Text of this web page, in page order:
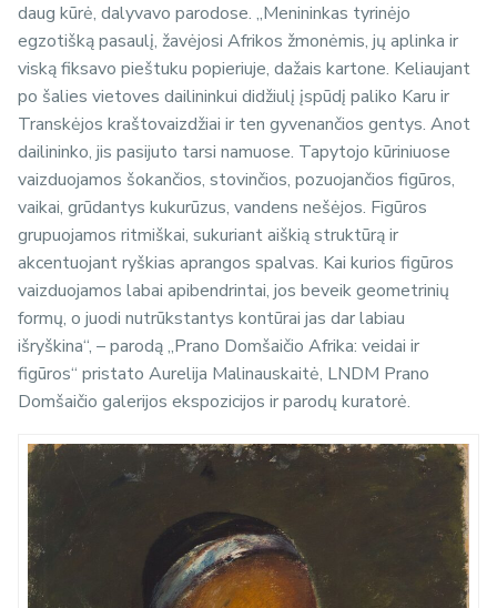
daug kūrė, dalyvavo parodose. „Menininkas tyrinėjo
egzotišką pasaulį, žavėjosi Afrikos žmonėmis, jų aplinka ir
viską fiksavo pieštuku popieriuje, dažais kartone. Keliaujant
po šalies vietoves dailininkui didžiulį įspūdį paliko Karu ir
Transkėjos kraštovaizdžiai ir ten gyvenančios gentys. Anot
dailininko, jis pasijuto tarsi namuose. Tapytojo kūriniuose
vaizduojamos šokančios, stovinčios, pozuojančios figūros,
vaikai, grūdantys kukurūzus, vandens nešėjos. Figūros
grupuojamos ritmiškai, sukuriant aiškią struktūrą ir
akcentuojant ryškias aprangos spalvas. Kai kurios figūros
vaizduojamos labai apibendrintai, jos beveik geometrinių
formų, o juodi nutrūkstantys kontūrai jas dar labiau
išryškina“, – parodą „Prano Domšaičio Afrika: veidai ir
figūros“ pristato Aurelija Malinauskaitė, LNDM Prano
Domšaičio galerijos ekspozicijos ir parodų kuratorė.